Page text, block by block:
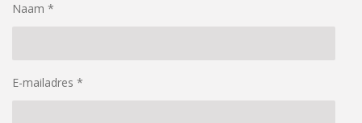
b
m
Naam *
E-mailadres *